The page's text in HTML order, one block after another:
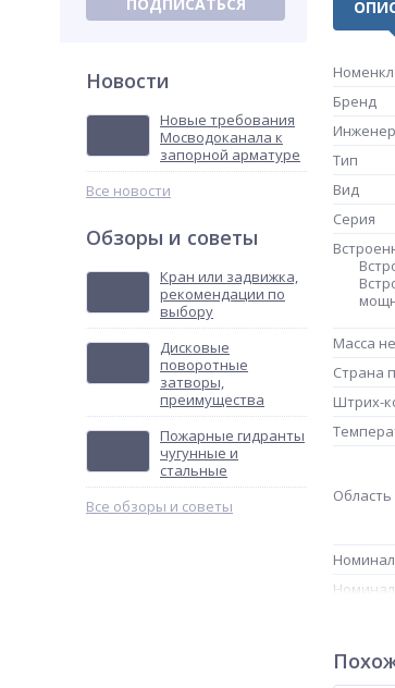
Новости
Новые требования
Мосводоканала к
запорной арматуре
Все новости
Обзоры и советы
Кран или задвижка,
рекомендации по
выбору
Дисковые
поворотные
затворы,
преимущества
Пожарные гидранты
чугунные и
стальные
Все обзоры и советы
Бренд
Тип
Вид
Серия
Масса
Страна
Штрих-